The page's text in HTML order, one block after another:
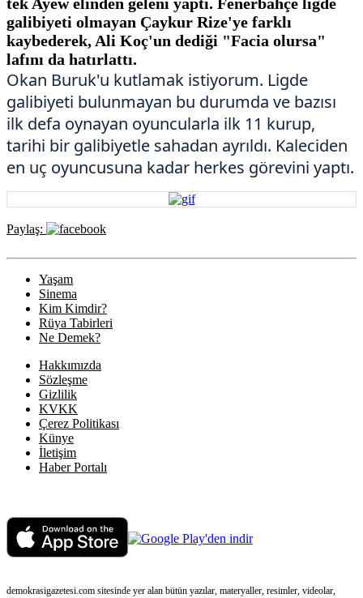
galibiyeti olmayan Çaykur Rize'ye farklı
kaybederek, Ali Koç'un dediği "Facia olursa"
lafını da hatırlattı.
Okan Buruk'u kutlamak istiyorum. Ligde
galibiyeti bulunmayan bu durumda ve bazısı
ilk defa oynayan oyuncularla ilk 11 kurup,
tarihi bir galibiyetle sahadan ayrıldı. Kaleciden
en uç oyuncusuna kadar herkes görevini yaptı.
Paylaş:
Yaşam
Sinema
Kim Kimdir?
Rüya Tabirleri
Ne Demek?
Hakkımızda
Sözleşme
Gizlilik
KVKK
Çerez Politikası
Künye
İletişim
Haber Portalı
demokrasigazetesi.com sitesinde yer alan bütün yazılar, materyaller, resimler, videolar,